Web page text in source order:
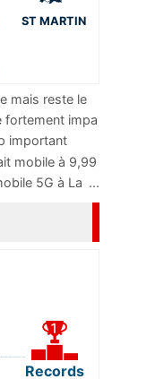
ST MARTIN
mais reste le
...
fortement impa
important
...
mobile à 9,99
5G à La ...
Records